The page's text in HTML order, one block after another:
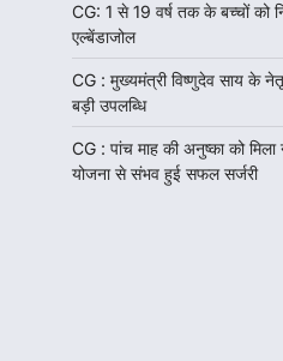
CG: 1 से 19 वर्ष तक के बच्चों को
एल्बेंडाजोल
CG : मुख्यमंत्री विष्णुदेव साय के
बड़ी उपलब्धि
CG : पांच माह की अनुष्का को मिला
योजना से संभव हुई सफल सर्जरी